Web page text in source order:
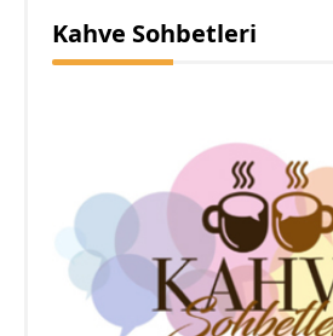
Kahve Sohbetleri